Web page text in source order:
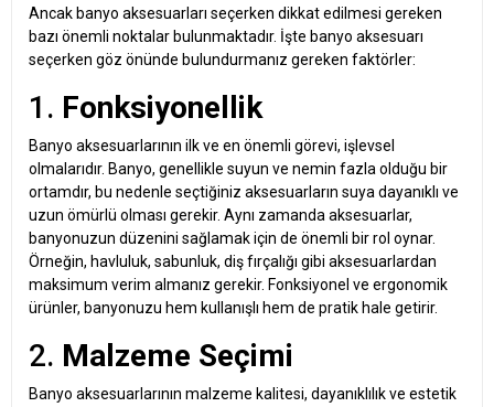
Ancak banyo aksesuarları seçerken dikkat edilmesi gereken
bazı önemli noktalar bulunmaktadır. İşte banyo aksesuarı
seçerken göz önünde bulundurmanız gereken faktörler:
1. Fonksiyonellik
Banyo aksesuarlarının ilk ve en önemli görevi, işlevsel
olmalarıdır. Banyo, genellikle suyun ve nemin fazla olduğu bir
ortamdır, bu nedenle seçtiğiniz aksesuarların suya dayanıklı ve
uzun ömürlü olması gerekir. Aynı zamanda aksesuarlar,
banyonuzun düzenini sağlamak için de önemli bir rol oynar.
Örneğin, havluluk, sabunluk, diş fırçalığı gibi aksesuarlardan
maksimum verim almanız gerekir. Fonksiyonel ve ergonomik
ürünler, banyonuzu hem kullanışlı hem de pratik hale getirir.
2. Malzeme Seçimi
Banyo aksesuarlarının malzeme kalitesi, dayanıklılık ve estetik